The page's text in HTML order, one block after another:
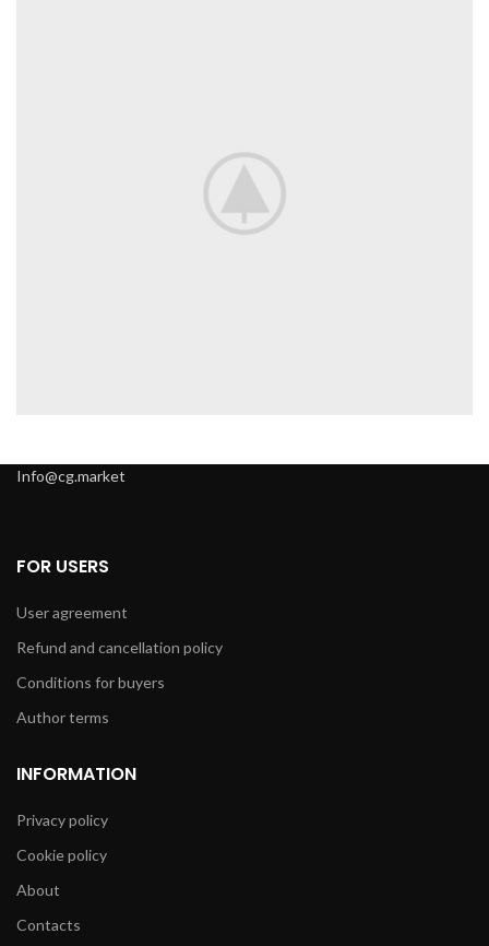
SUSPENDISSE QUAM AT VESTIBULUM
Info@cg.market
FOR USERS
User agreement
Refund and cancellation policy
Conditions for buyers
Author terms
INFORMATION
Privacy policy
Cookie policy
About
Contacts